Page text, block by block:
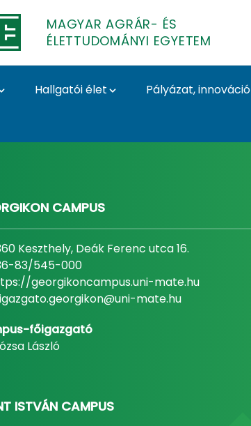
MAGYAR AGRÁR- ÉS
ÉLETTUDOMÁNYI EGYETEM
Hallgatói élet Pályázat, innováció
CAMPUS
Keszthely, Deák Ferenc utca 16.
83/545-000
georgikoncampus.uni-mate.hu
mate.hu
főigazgató
László
ISTVÁN CAMPUS